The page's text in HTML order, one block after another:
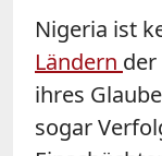
Nigeria ist
Ländern der
ihres
sogar